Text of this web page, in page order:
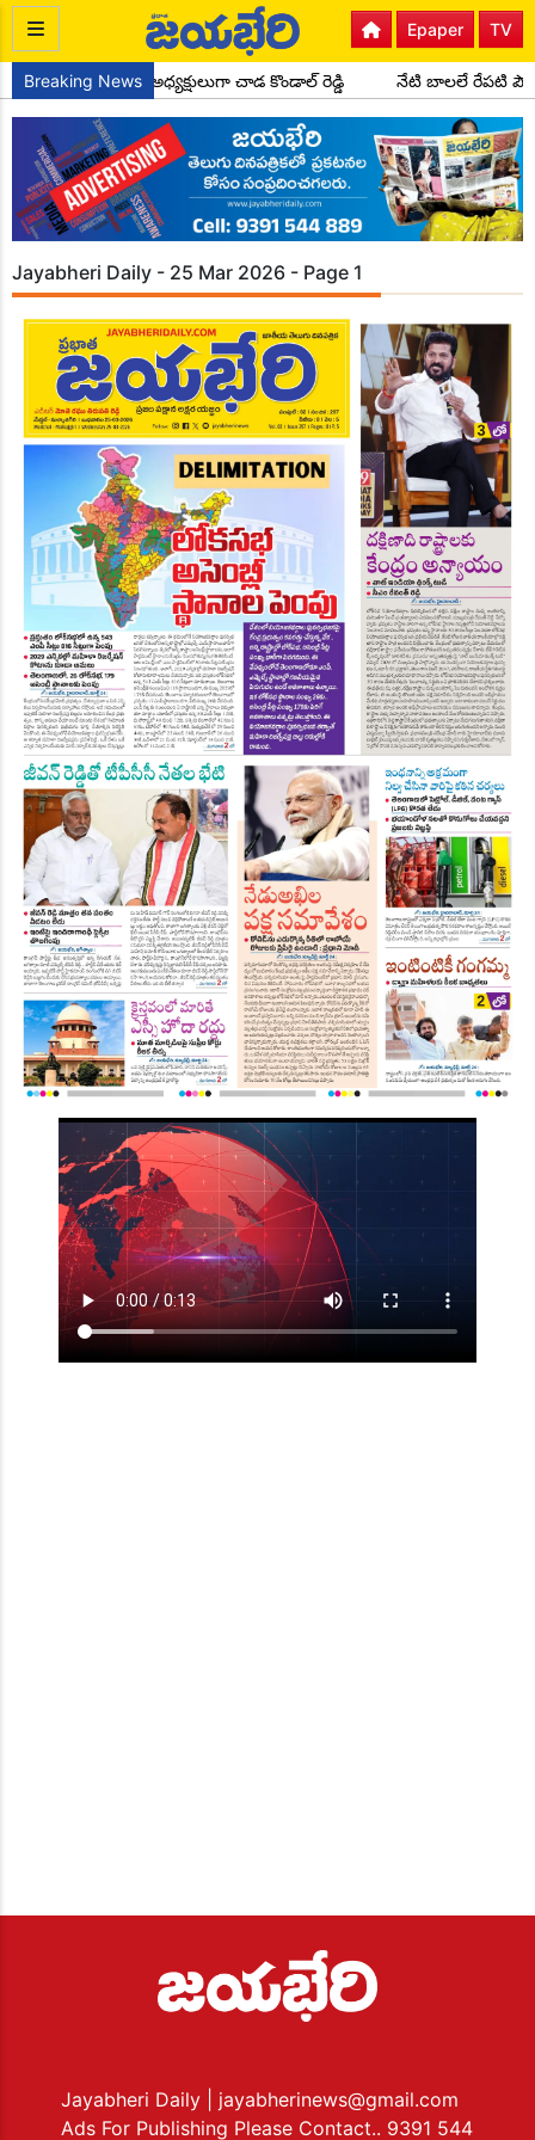
TV
Epaper
Breaking News
సైదాపూర్ మండల అధ్యక్షులుగా చాడ కొండాల్ రెడ్డి నేటి బాలలే రేపటి
Jayabheri Daily - 25 Mar 2026 - Page 1
Jayabheri Daily
| jayabherinews@gmail.com
Ads For Publishing Please Contact.. 9391 544